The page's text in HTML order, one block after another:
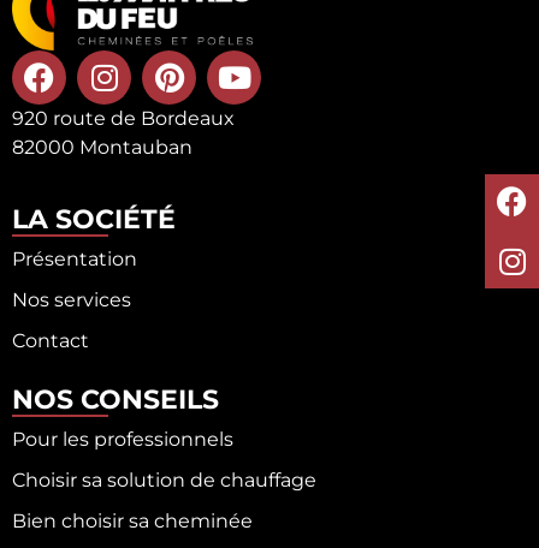
920 route de Bordeaux
82000 Montauban
LA SOCIÉTÉ
Présentation
Nos services
Contact
NOS CONSEILS
Pour les professionnels
Choisir sa solution de chauffage
Bien choisir sa cheminée